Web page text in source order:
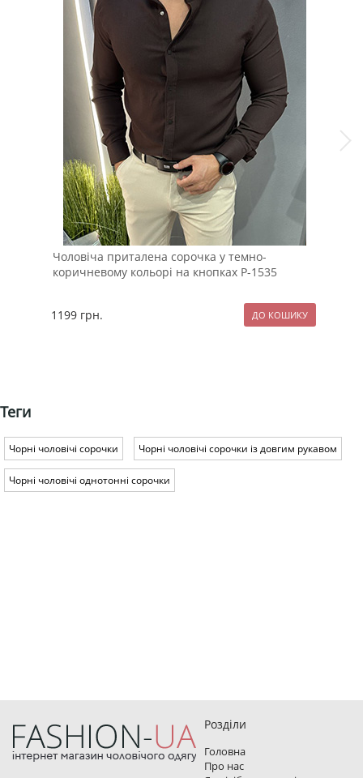
Чоловіча приталена сорочка у темно-
коричневому кольорі на кнопках Р-1535
1199 грн.
Теги
Чорні чоловічі сорочки Чорні чоловічі сорочки із довгим рукавом
Чорні чоловічі однотонні сорочки
Розділи
Головна
Про нас